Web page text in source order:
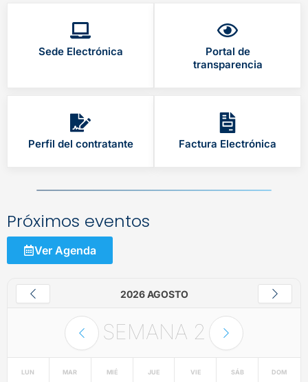
Sede Electrónica
Portal de
transparencia
Perfil del contratante Factura Electrónica
Próximos eventos
Ver Agenda
2026 AGOSTO
SEMANA 2
LUN MAR MIÉ JUE VIE SÁB DOM